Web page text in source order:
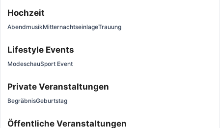
Hochzeit
AbendmusikMitternachtseinlageTrauung
Lifestyle Events
ModeschauSport Event
Private Veranstaltungen
BegräbnisGeburtstag
Öffentliche Veranstaltungen